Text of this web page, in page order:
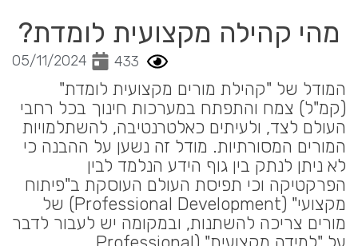
מהי קהילה מקצועית לומדת?
05/11/2024 433
המודל של "קהילת מורים מקצועית לומדת"
(קמ"ל) צמח והתפתח במערכות חינוך בכל רחבי
העולם לצד, ולעיתים כאלטרנטיבה, להשתלמויות
המורים המסורתיות. מודל זה נשען על ההבנה כי
לא ניתן לנתק בין גוף הידע הנלמד לבין
הפרקטיקה וכי תפיסת העולם העוסקת ב"פיתוח
מקצועי" (Professional Development) של
מורים צריכה להשתנות, ובמקומה יש לעבור לדבר